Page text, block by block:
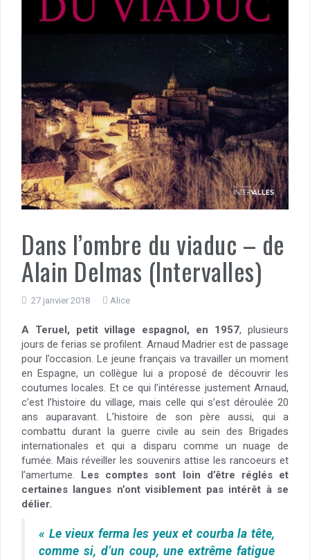
Dans l’ombre du viaduc – de
Alain Delmas (Intervalles)
27 janvier 2018 Alice
A Teruel, petit village espagnol, en 1957, plusieurs
jours de ferias se profilent. Arnaud Madrier est de passage
pour l’occasion. Le jeune français va travailler un moment
en Espagne, un collègue lui a proposé de découvrir les
coutumes locales. Et ce qui l’intéresse justement Arnaud,
c’est l’histoire du village, mais celle qui s’est déroulée 20
ans auparavant. L’histoire de son père aussi, qui a
combattu durant la guerre civile au sein des Brigades
internationales et qui a disparu comme un nuage de
fumée. Mais réveiller les souvenirs attise les rancoeurs et
l’amertume. Les comptes sont loin d’être réglés et
certaines langues n’ont visiblement pas intérêt à se
délier.
« Le vieux ferma les yeux et courba la tête,
comme si, d’un coup, une extrême fatigue